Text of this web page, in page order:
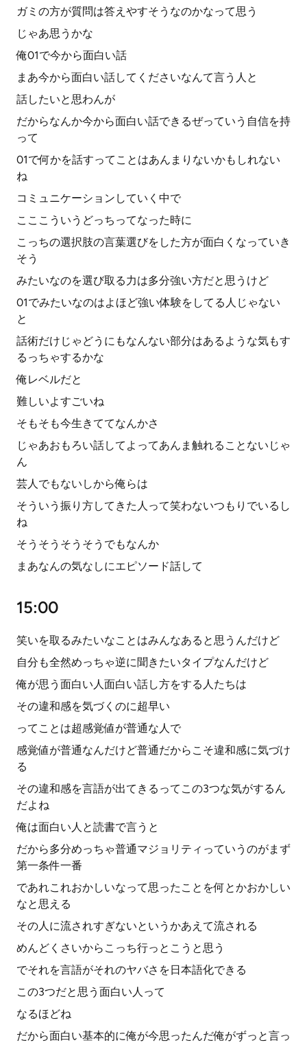
ガミの方が質問は答えやすそうなのかなって思う
じゃあ思うかな
俺01で今から面白い話
まあ今から面白い話してくださいなんて言う人と
話したいと思わんが
だからなんか今から面白い話できるぜっていう自信を持
って
01で何かを話すってことはあんまりないかもしれない
ね
コミュニケーションしていく中で
こここういうどっちってなった時に
こっちの選択肢の言葉選びをした方が面白くなっていき
そう
みたいなのを選び取る力は多分強い方だと思うけど
01でみたいなのはよほど強い体験をしてる人じゃない
と
話術だけじゃどうにもなんない部分はあるような気もす
るっちゃするかな
俺レベルだと
難しいよすごいね
そもそも今生きててなんかさ
じゃあおもろい話してよってあんま触れることないじゃ
ん
芸人でもないしから俺らは
そういう振り方してきた人って笑わないつもりでいるし
ね
そうそうそうそうでもなんか
まあなんの気なしにエピソード話して
15:00
笑いを取るみたいなことはみんなあると思うんだけど
自分も全然めっちゃ逆に聞きたいタイプなんだけど
俺が思う面白い人面白い話し方をする人たちは
その違和感を気づくのに超早い
ってことは超感覚値が普通な人で
感覚値が普通なんだけど普通だからこそ違和感に気づけ
る
その違和感を言語が出てきるってこの3つな気がするん
だよね
俺は面白い人と読書で言うと
だから多分めっちゃ普通マジョリティっていうのがまず
第一条件一番
であれこれおかしいなって思ったことを何とかおかしい
なと思える
その人に流されすぎないというかあえて流される
めんどくさいからこっち行っとこうと思う
でそれを言語がそれのヤバさを日本語化できる
この3つだと思う面白い人って
なるほどね
だから面白い基本的に俺が今思ったんだ俺がずっと言っ